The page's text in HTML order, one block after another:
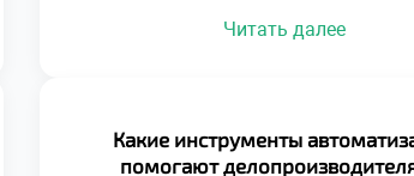
отделов является фундаментом
связи напрямую определяет
процессов и общую
Читать далее
Какие инструменты
помогают